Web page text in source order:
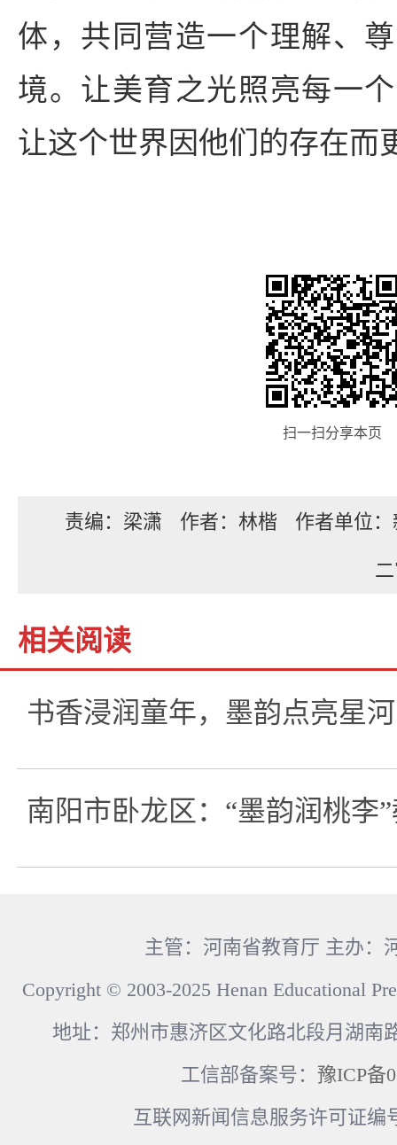
体，共同营造一个理解、
境。让美育之光照亮每一
让这个世界因他们的存在而
扫一扫分享本页
责编：梁潇 作者：林楷
作者单位
相关阅读
书香浸润童年，墨韵点亮星河
南阳市卧龙区：“墨韵润桃李
主管：河南省教育厅 主办：
Copyright © 2003-2025 Henan Educational
地址：郑州市惠济区文化路北段月湖南
工信部备案号： 豫ICP备
互联网新闻信息服务许可证编